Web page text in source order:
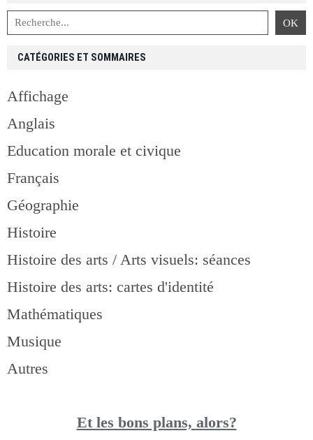
CATÉGORIES ET SOMMAIRES
Affichage
Anglais
Education morale et civique
Français
Géographie
Histoire
Histoire des arts / Arts visuels: séances
Histoire des arts: cartes d'identité
Mathématiques
Musique
Autres
Et les bons plans, alors?